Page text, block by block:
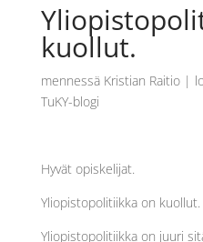
kuollut.
mennessä Kristian Raitio|
TuKY-blogi
Hyvät opiskelijat.
Yliopistopolitiikka on kuollut.
Yliopistopolitiikka on juuri